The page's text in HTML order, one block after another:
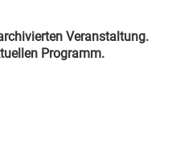
Veranstaltung.
Programm.